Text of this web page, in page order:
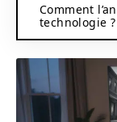
Comment
technologie ?